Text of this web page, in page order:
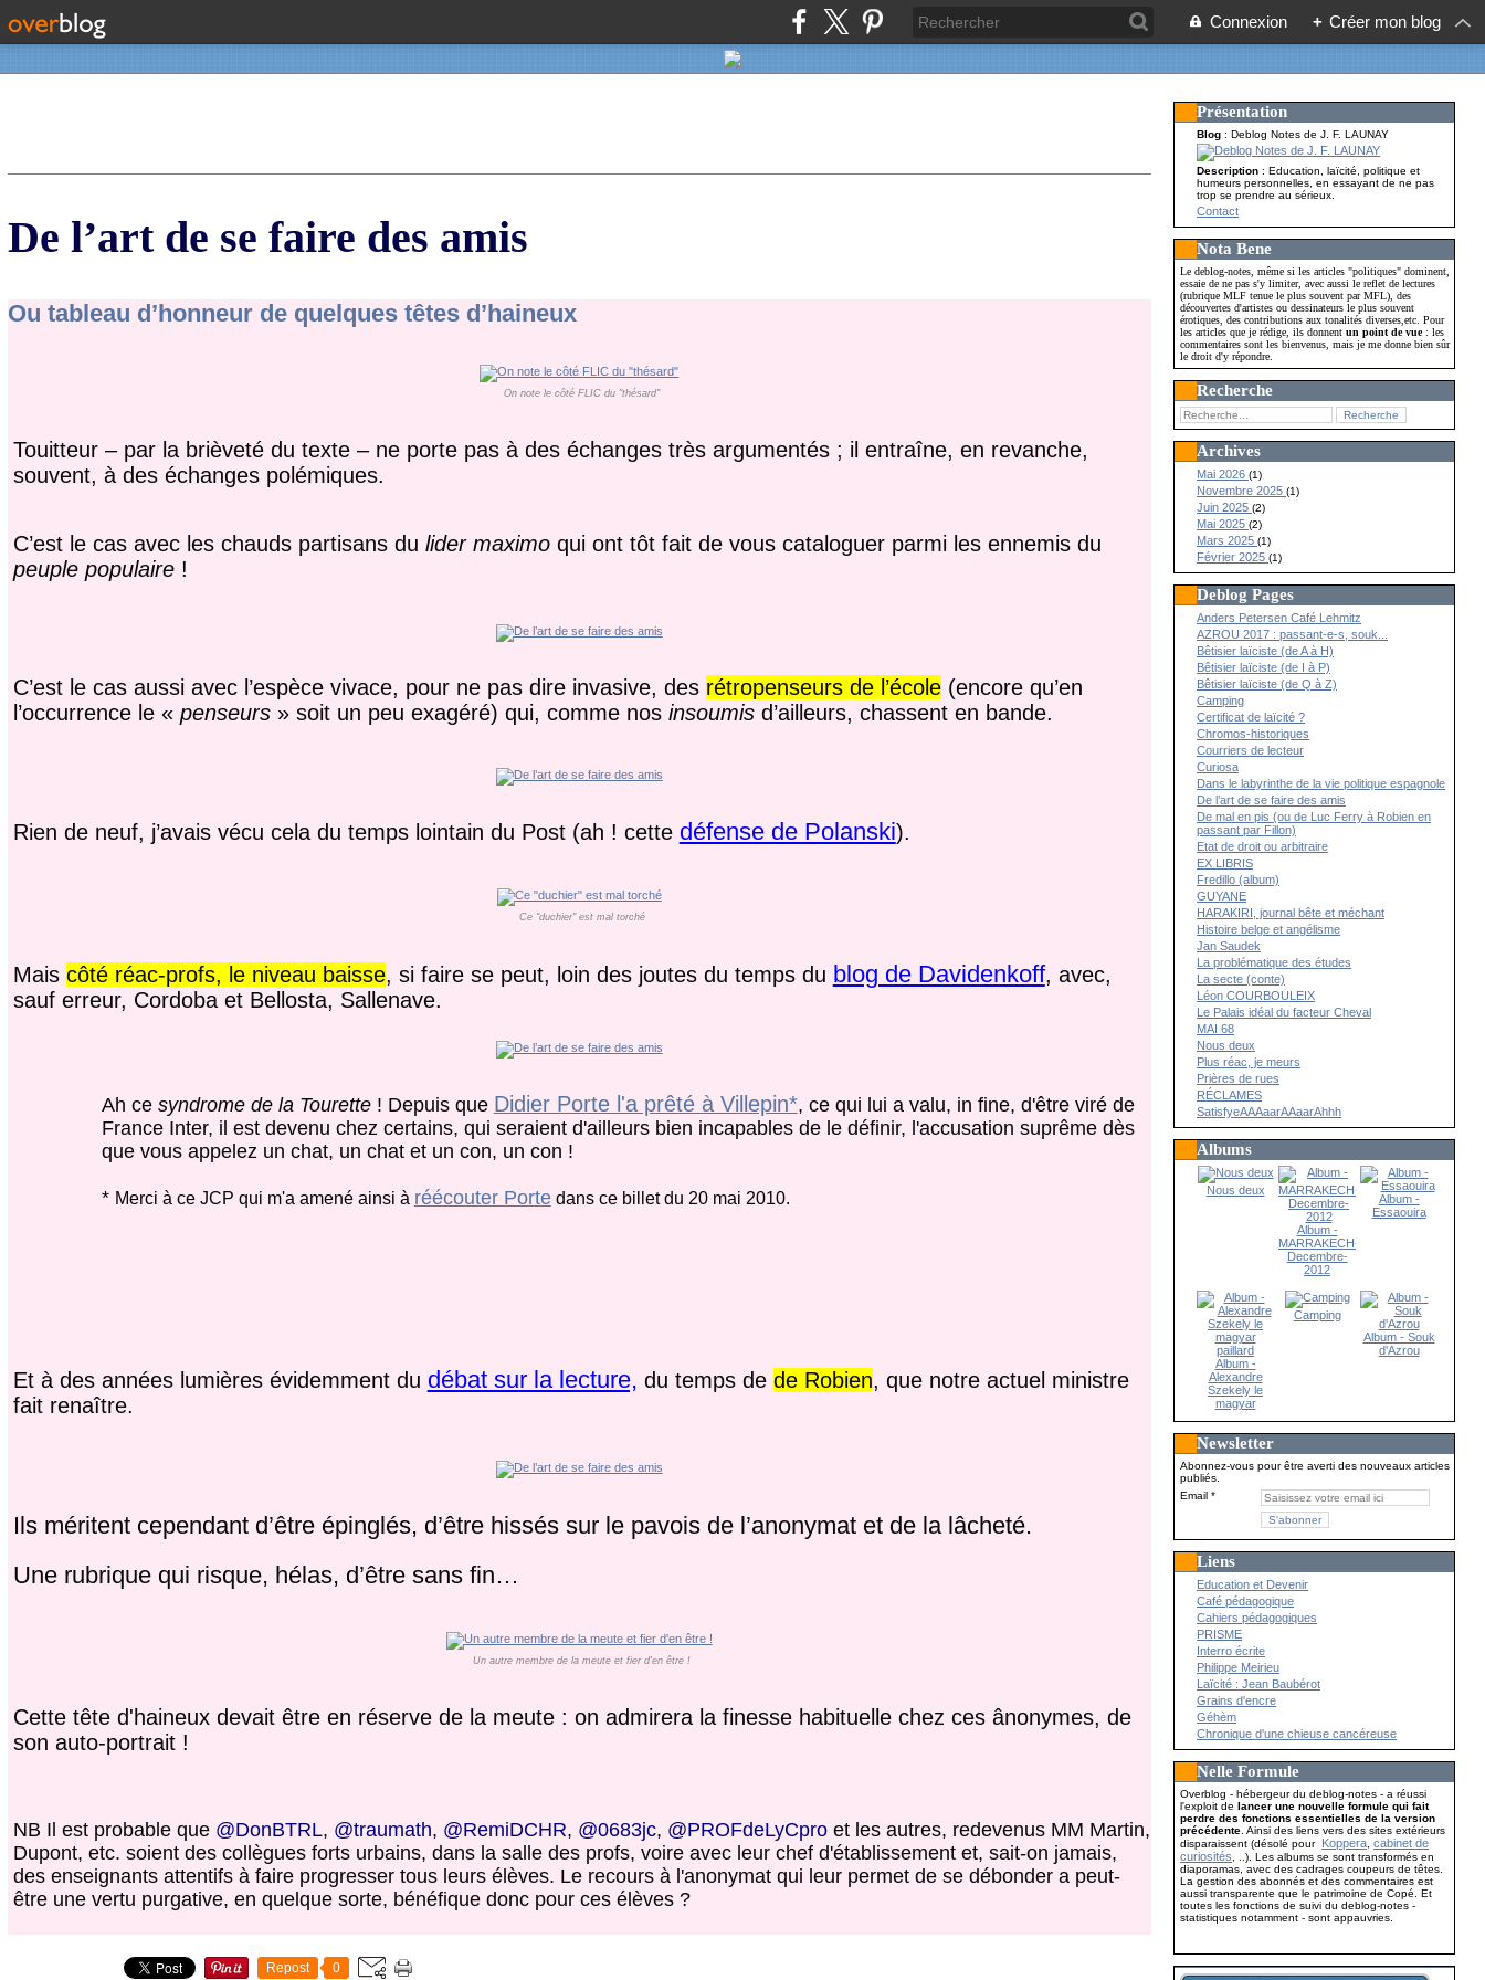
Connexion + Créer mon blog
De l’art de se faire des amis
Ou tableau d’honneur de quelques têtes d’haineux
On note le côté FLIC du "thésard"
Touitteur – par la brièveté du texte – ne porte pas à des échanges très argumentés ; il entraîne, en revanche,
souvent, à des échanges polémiques.
C’est le cas avec les chauds partisans du lider maximoqui ont tôt fait de vous cataloguer parmi les ennemis du
peuple populaire!
C’est le cas aussi avec l’espèce vivace, pour ne pas dire invasive, des rétropenseurs de l’école(encore qu’en
l’occurrence le « penseurs» soit un peu exagéré) qui, comme nos insoumisd’ailleurs, chassent en bande.
Rien de neuf, j’avais vécu cela du temps lointain du Post (ah ! cette défense de Polanski).
Ce "duchier" est mal torché
Mais côté réac-profs, le niveau baisse, si faire se peut, loin des joutes du temps du blog de Davidenkoff, avec,
sauf erreur, Cordoba et Bellosta, Sallenave.
Ah ce syndrome de la Tourette! Depuis que Didier Porte l'a prêté à Villepin*, ce qui lui a valu, in fine, d'être viré de
France Inter, il est devenu chez certains, qui seraient d'ailleurs bien incapables de le définir, l'accusation suprême dès
que vous appelez un chat, un chat et un con, un con !
* Merci à ce JCP qui m'a amené ainsi à réécouter Portedans ce billet du 20 mai 2010.
Et à des années lumières évidemment du débat sur la lecture, du temps de de Robien, que notre actuel ministre
fait renaître.
Ils méritent cependant d’être épinglés, d’être hissés sur le pavois de l’anonymat et de la lâcheté.
Une rubrique qui risque, hélas, d’être sans fin…
Un autre membre de la meute et fier d'en être !
Cette tête d'haineux devait être en réserve de la meute : on admirera la finesse habituelle chez ces ânonymes, de
son auto-portrait !
NB Il est probable que @DonBTRL, @traumath, @RemiDCHR, @0683jc, @PROFdeLyCproet les autres, redevenus MM Martin,
Dupont, etc. soient des collègues forts urbains, dans la salle des profs, voire avec leur chef d'établissement et, sait-on jamais,
des enseignants attentifs à faire progresser tous leurs élèves. Le recours à l'anonymat qui leur permet de se débonder a peut-
être une vertu purgative, en quelque sorte, bénéfique donc pour ces élèves ?
Repost 0
Présentation
Blog : Deblog Notes de J. F. LAUNAY
Description: Education, laïcité, politique et
humeurs personnelles, en essayant de ne pas
trop se prendre au sérieux.
Contact
Nota Bene
Le deblog-notes, même si les articles "politiques" dominent,
essaie de ne pas s'y limiter, avec aussi le reflet de lectures
(rubrique MLF tenue le plus souvent par MFL), des
découvertes d'artistes ou dessinateurs le plus souvent
érotiques, des contributions aux tonalités diverses,etc. Pour
les articles que je rédige, ils donnentun point de vue: les
commentaires sont les bienvenus, mais je me donne bien sûr
le droit d'y répondre.
Recherche
Archives
Mai 2026(1)
Novembre 2025(1)
Juin 2025(2)
Mai 2025(2)
Mars 2025(1)
Février 2025(1)
Deblog Pages
Anders Petersen Café Lehmitz
AZROU 2017 : passant-e-s, souk...
Bêtisier laïciste (de A à H)
Bêtisier laïciste (de I à P)
Bêtisier laïciste (de Q à Z)
Camping
Certificat de laïcité ?
Chromos-historiques
Courriers de lecteur
Curiosa
Dans le labyrinthe de la vie politique espagnole
De l’art de se faire des amis
De mal en pis (ou de Luc Ferry à Robien en
passant par Fillon)
Etat de droit ou arbitraire
EX LIBRIS
Fredillo (album)
GUYANE
HARAKIRI, journal bête et méchant
Histoire belge et angélisme
Jan Saudek
La problématique des études
La secte (conte)
Léon COURBOULEIX
Le Palais idéal du facteur Cheval
MAI 68
Nous deux
Plus réac, je meurs
Prières de rues
RÉCLAMES
SatisfyeAAAaarAAaarAhhh
Albums
Nous deux
Album -
MARRAKECH-
Decembre-
2012
Album -
Essaouira
Album -
Alexandre
Szekely le
magyar
Camping
Album - Souk
d'Azrou
Newsletter
Abonnez-vous pour être averti des nouveaux articles
publiés.
Email
Liens
Education et Devenir
Café pédagogique
Cahiers pédagogiques
PRISME
Interro écrite
Philippe Meirieu
Laïcité : Jean Baubérot
Grains d'encre
Géhèm
Chronique d'une chieuse cancéreuse
Nelle Formule
Overblog - hébergeur du deblog-notes - a réussi
l'exploit delancer une nouvelle formule qui fait
perdre des fonctions essentielles de la version
précédente . Ainsi des liens vers des sites extérieurs
disparaissent (désolé pour Koppera ,cabinet de
curiosités , ..). Les albums se sont transformés en
diaporamas, avec des cadrages coupeurs de têtes.
La gestion des abonnés et des commentaires est
aussi transparente que le patrimoine de Copé. Et
toutes les fonctions de suivi du deblog-notes -
statistiques notamment - sont appauvries.